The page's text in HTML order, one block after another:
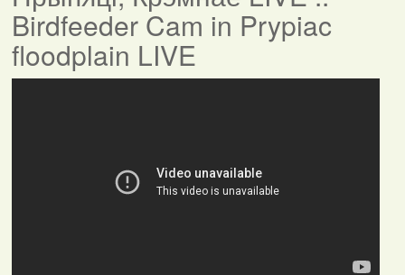
Birdfeeder Cam in Prypiac
floodplain LIVE